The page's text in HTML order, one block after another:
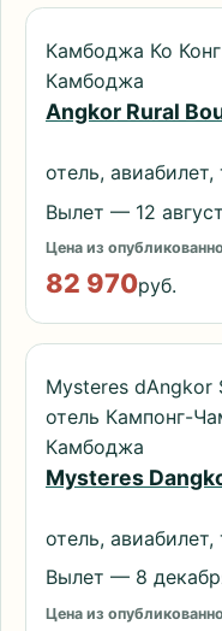
Камбоджа Ко
Камбоджа
Angkor Rural
отель,
Вылет — 12
Цена из
82 970руб.
Mysteres dAngkor
отель Кампонг-
Камбоджа
Mysteres
отель,
Вылет — 8
Цена из